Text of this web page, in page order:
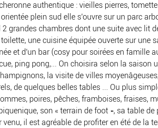
authentique : vieilles pierres,
plein sud elle s'ouvre sur un parc
grandes chambres dont une suite avec lit
une cuisine équipée ouverte sur une
et d'un bar (cosy pour soirées en famille
ping pong,... On choisira selon la saison
la visite de villes
de quelques belles tables ... Ou plus
poires, pêches, framboises, fraises,
son « terrain de foot », sa table
venu, il est agréable de profiter en été de la